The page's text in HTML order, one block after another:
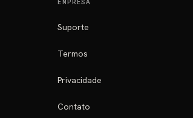
EMPRESA
Suporte
Termos
Privacidade
Contato